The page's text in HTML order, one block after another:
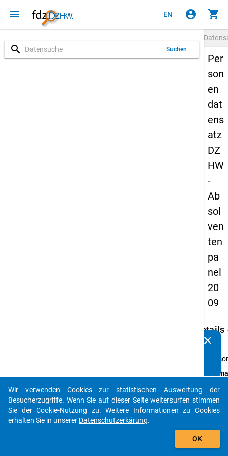
menu EN account_circle shopping_cart
search Suchen
Per
son
en
dat
ens
atz
DZ
HW
-
Ab
sol
ven
ten
pa
nel
20
09
Details
Daten
clear
auto_stories
add_shopping_cart
Wir verwenden Cookies zur statistischen Auswertung der
Besucherzugriffe. Wenn Sie auf dieser Seite weitersurfen stimmen
Sie der Cookie-Nutzung zu. Weitere Informationen zu Cookies
erhalten Sie in unserer Datenschutzerkärung.
OK